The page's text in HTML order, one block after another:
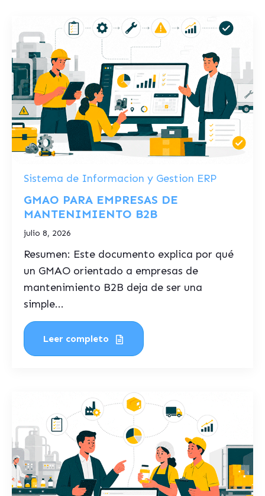
Sistema de Informacion y Gestion ERP
GMAO PARA EMPRESAS DE
MANTENIMIENTO B2B
julio 8, 2026
Resumen: Este documento explica por qué
un GMAO orientado a empresas de
mantenimiento B2B deja de ser una
simple...
Leer completo